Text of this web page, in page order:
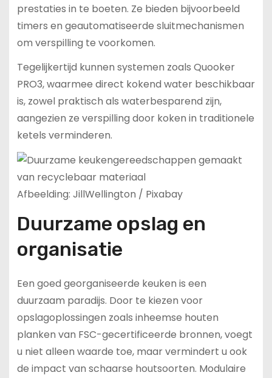
prestaties in te boeten. Ze bieden bijvoorbeeld
timers en geautomatiseerde sluitmechanismen
om verspilling te voorkomen.
Tegelijkertijd kunnen systemen zoals Quooker
PRO3, waarmee direct kokend water beschikbaar
is, zowel praktisch als waterbesparend zijn,
aangezien ze verspilling door koken in traditionele
ketels verminderen.
Afbeelding: JillWellington / Pixabay
Duurzame opslag en
organisatie
Een goed georganiseerde keuken is een
duurzaam paradijs. Door te kiezen voor
opslagoplossingen zoals inheemse houten
planken van FSC-gecertificeerde bronnen, voegt
u niet alleen waarde toe, maar vermindert u ook
de impact van schaarse houtsoorten. Modulaire